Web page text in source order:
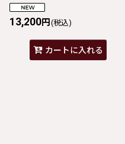
13,200円 (税込)
カートに入れる